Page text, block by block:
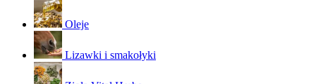
Oleje
Lizawki i smakołyki